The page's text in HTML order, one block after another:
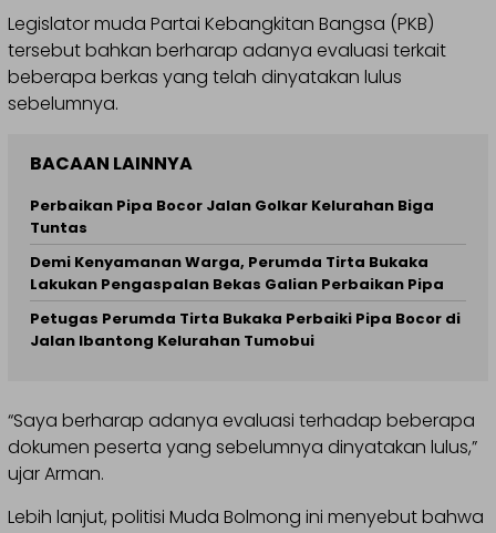
Legislator muda Partai Kebangkitan Bangsa (PKB)
tersebut bahkan berharap adanya evaluasi terkait
beberapa berkas yang telah dinyatakan lulus
sebelumnya.
BACAAN LAINNYA
Perbaikan Pipa Bocor Jalan Golkar Kelurahan Biga
Tuntas
Demi Kenyamanan Warga, Perumda Tirta Bukaka
Lakukan Pengaspalan Bekas Galian Perbaikan Pipa
Petugas Perumda Tirta Bukaka Perbaiki Pipa Bocor di
Jalan Ibantong Kelurahan Tumobui
“Saya berharap adanya evaluasi terhadap beberapa
dokumen peserta yang sebelumnya dinyatakan lulus,”
ujar Arman.
Lebih lanjut, politisi Muda Bolmong ini menyebut bahwa